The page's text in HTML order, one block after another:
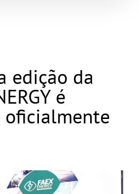
edição da
é
oficialmente